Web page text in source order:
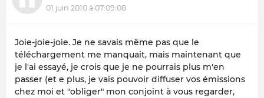
01 juin 2010 à 07:09:08
Joie-joie-joie. Je ne savais même pas que le
téléchargement me manquait, mais maintenant que
je l'ai essayé, je crois que je ne pourrais plus m'en
passer (et e plus, je vais pouvoir diffuser vos émissions
chez moi et "obliger" mon conjoint à vous regarder,